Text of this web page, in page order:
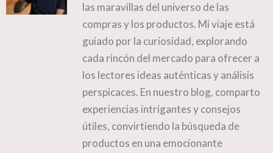
las maravillas del universo de las
compras y los productos. Mi viaje está
guiado por la curiosidad, explorando
cada rincón del mercado para ofrecer a
los lectores ideas auténticas y análisis
perspicaces. En nuestro blog, comparto
experiencias intrigantes y consejos
útiles, convirtiendo la búsqueda de
productos en una emocionante